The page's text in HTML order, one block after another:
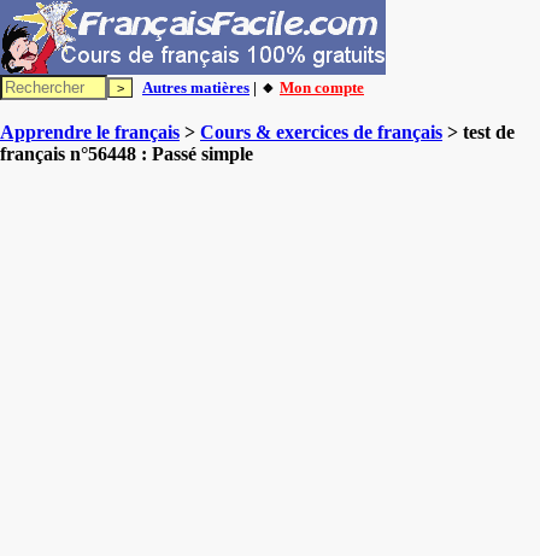
Autres matières | 🔸 Mon compte
Apprendre le français > Cours & exercices de français > test de
français n°56448 : Passé simple